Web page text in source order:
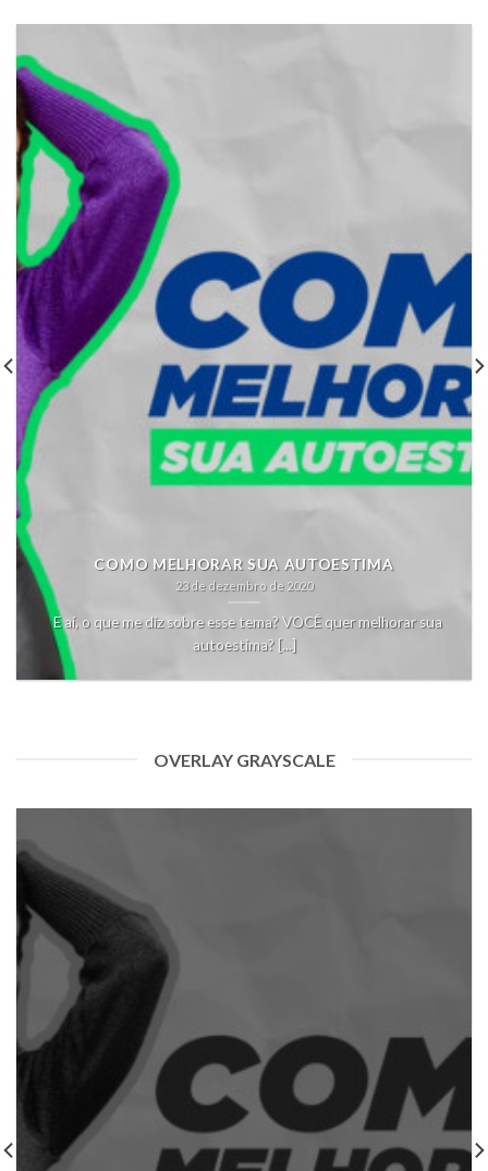
COMO MELHORAR SUA AUTOESTIMA
23 de dezembro de 2020
E aí, o que me diz sobre esse tema? VOCÊ quer melhorar sua
autoestima? [...]
OVERLAY GRAYSCALE